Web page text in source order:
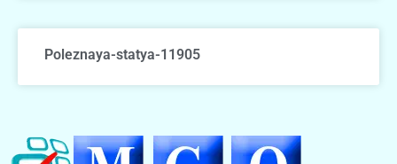
Poleznaya-statya-11905